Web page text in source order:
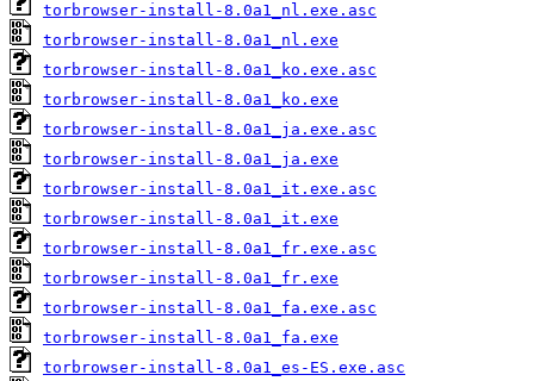
torbrowser-install-8.0a1_nl.exe.asc
torbrowser-install-8.0a1_nl.exe
torbrowser-install-8.0a1_ko.exe.asc
torbrowser-install-8.0a1_ko.exe
torbrowser-install-8.0a1_ja.exe.asc
torbrowser-install-8.0a1_ja.exe
torbrowser-install-8.0a1_it.exe.asc
torbrowser-install-8.0a1_it.exe
torbrowser-install-8.0a1_fr.exe.asc
torbrowser-install-8.0a1_fr.exe
torbrowser-install-8.0a1_fa.exe.asc
torbrowser-install-8.0a1_fa.exe
torbrowser-install-8.0a1_es-ES.exe.asc